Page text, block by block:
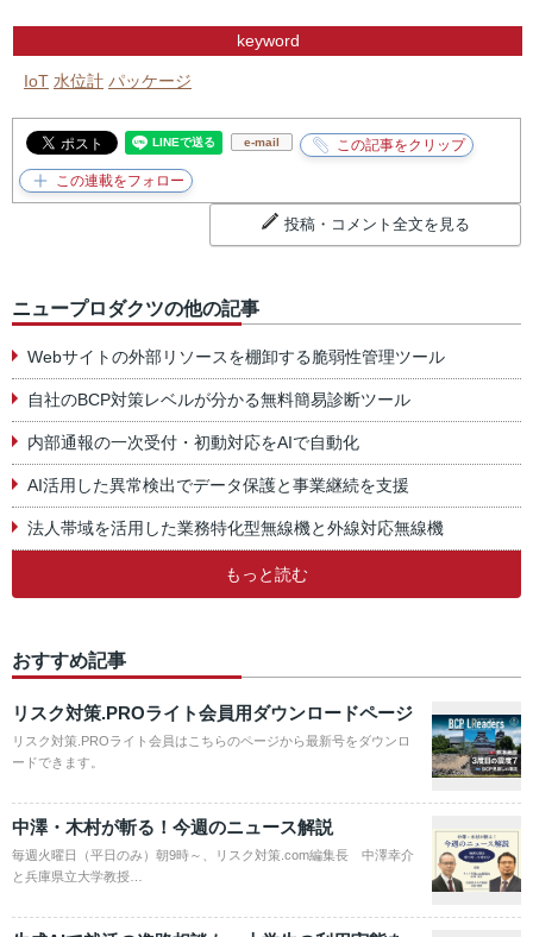
keyword
IoT 水位計 パッケージ
e-mail
投稿・コメント全文を見る
ニュープロダクツの他の記事
Webサイトの外部リソースを棚卸する脆弱性管理ツール
自社のBCP対策レベルが分かる無料簡易診断ツール
内部通報の一次受付・初動対応をAIで自動化
AI活用した異常検出でデータ保護と事業継続を支援
法人帯域を活用した業務特化型無線機と外線対応無線機
もっと読む
おすすめ記事
リスク対策.PROライト会員用ダウンロードページ
リスク対策.PROライト会員はこちらのページから最新号をダウンロ
ードできます。
中澤・木村が斬る！今週のニュース解説
毎週火曜日（平日のみ）朝9時～、リスク対策.com編集長 中澤幸介
と兵庫県立大学教授…